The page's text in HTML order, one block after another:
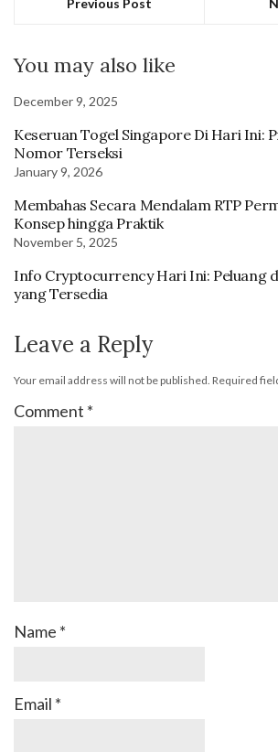
Previous Post
You may also like
December 9, 2025
Keseruan Togel Singapore Di Hari Ini:
Nomor Terseksi
January 9, 2026
Membahas Secara Mendalam RTP
Konsep hingga Praktik
November 5, 2025
Info Cryptocurrency Hari Ini: Peluang
yang Tersedia
Leave a Reply
Your email address will not be published. Required
Comment *
Name *
Email *